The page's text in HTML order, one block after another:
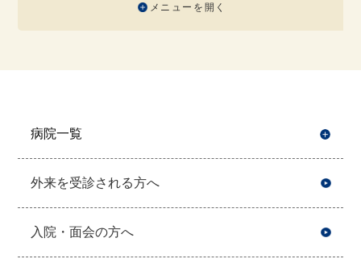
メニューを開く
病院一覧
外来を受診される方へ
入院・面会の方へ